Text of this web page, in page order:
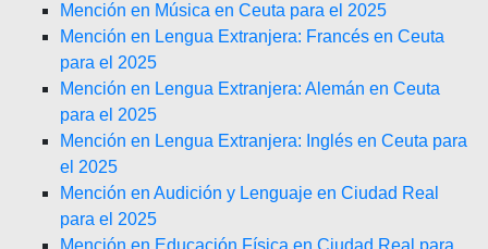
Mención en Música en Ceuta para el 2025
Mención en Lengua Extranjera: Francés en Ceuta
para el 2025
Mención en Lengua Extranjera: Alemán en Ceuta
para el 2025
Mención en Lengua Extranjera: Inglés en Ceuta para
el 2025
Mención en Audición y Lenguaje en Ciudad Real
para el 2025
Mención en Educación Física en Ciudad Real para